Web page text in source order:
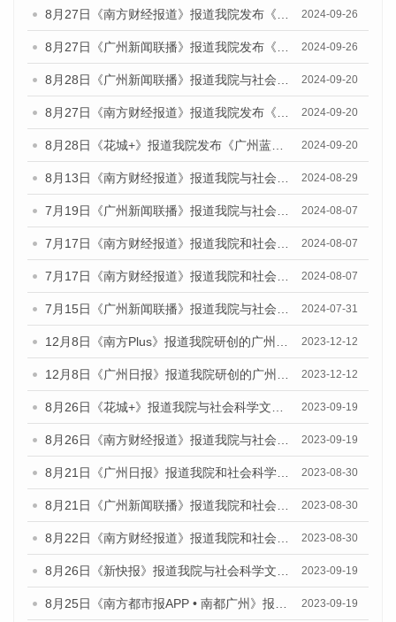
8月27日《南方财经报道》报道我院发布《广州蓝皮书：广州创新型城市发展报告（2024）》的视频采访 2024-09-26
8月27日《广州新闻联播》报道我院发布《广州蓝皮书：广州创新型城市发展报告（2024）》的视频采访 2024-09-26
8月28日《广州新闻联播》报道我院与社会科学文献出版社联合发布《广州蓝皮书：广州城市国际化发展报告（2024）》的视频采访 2024-09-20
8月27日《南方财经报道》报道我院发布《广州蓝皮书：广州创新型城市发展报告（2024）》的视频采访 2024-09-20
8月28日《花城+》报道我院发布《广州蓝皮书：广州城市国际化发展报告（2024）》的视频采访 2024-09-20
8月13日《南方财经报道》报道我院与社会科学文献出版社联合发布的《广州蓝皮书：广州国际商贸中心发展报告（2024）》视频采访 2024-08-29
7月19日《广州新闻联播》报道我院与社会科学文献出版社联合发布《广州蓝皮书：广州社会发展报告(2024)》的视频采访 2024-08-07
7月17日《南方财经报道》报道我院和社会科学文献出版社联合发布《广州蓝皮书：广州数字经济发展报告（2024）》的视频采访 2024-08-07
7月17日《南方财经报道》报道我院和社会科学文献出版社联合发布《广州蓝皮书：广州数字经济发展报告（2024）》的视频采访 2024-08-07
7月15日《广州新闻联播》报道我院与社会科学文献出版社联合发布《广州蓝皮书：广州社会发展报告(2024)》的视频采访 2024-07-31
12月8日《南方Plus》报道我院研创的广州蓝皮书系列荣获全国第十四届优秀皮书奖四项大奖的媒体文章 2023-12-12
12月8日《广州日报》报道我院研创的广州蓝皮书系列荣获全国第十四届优秀皮书奖四项大奖的媒体文章 2023-12-12
8月26日《花城+》报道我院与社会科学文献出版社联合发布《广州蓝皮书：广州创新型城市发展报告（2023）》的视频采访 2023-09-19
8月26日《南方财经报道》报道我院与社会科学文献出版社联合发布《广州蓝皮书：广州创新型城市发展报告（2023）》的视频采访 2023-09-19
8月21日《广州日报》报道我院和社会科学文献出版社联合发布《广州数字经济发展报告（2023）》蓝皮书的视频采访 2023-08-30
8月21日《广州新闻联播》报道我院和社会科学文献出版社联合发布《广州数字经济发展报告（2023）》蓝皮书的视频采访 2023-08-30
8月22日《南方财经报道》报道我院和社会科学文献出版社联合发布《广州数字经济发展报告（2023）》蓝皮书的视频采访 2023-08-30
8月26日《新快报》报道我院与社会科学文献出版社联合发布《广州蓝皮书：广州创新型城市发展报告（2023）》的媒体文章 2023-09-19
8月25日《南方都市报APP • 南都广州》报道我院与社会科学文献出版社联合发布《广州蓝皮书：广州创新型城市发展报告（2023）》的媒体文章 2023-09-19